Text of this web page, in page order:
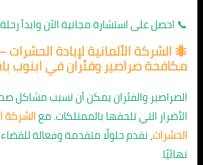
📞 احصل على استشارة مجانية الآن وابدأ
🐜الشركة الألمانية لإبادة الحشرات
مكافحة صراصير وفئران في ابنوب
الصراصير والفئران يمكن أن تسبب مشاكل
الأضرار التي تلحقها بالممتلكات. معالشركة
الحشرات، نقدم حلولًا متقدمة وفعالة
نهائيًا.